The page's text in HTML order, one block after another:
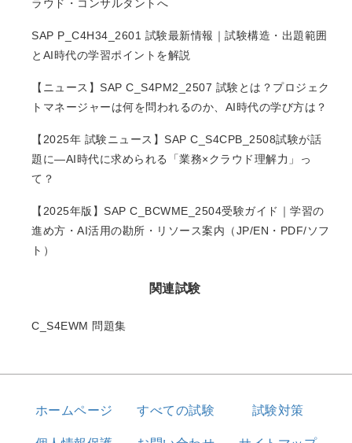
ラウド・コンサルタントへ
SAP P_C4H34_2601 試験最新情報｜試験構造・出題範囲
とAI時代の学習ポイントを解説
【ニュース】SAP C_S4PM2_2507 試験とは？プロジェク
トマネージャーは何を問われるのか、AI時代の学び方は？
【2025年 試験ニュース】SAP C_S4CPB_2508試験が話
題に―AI時代に求められる「業務×クラウド理解力」っ
て？
【2025年版】SAP C_BCWME_2504受験ガイド｜学習の
進め方・AI活用の勘所・リソース案内（JP/EN・PDF/ソフ
ト）
関連試験
C_S4EWM 問題集
ホームページ すべての試験 試験対策